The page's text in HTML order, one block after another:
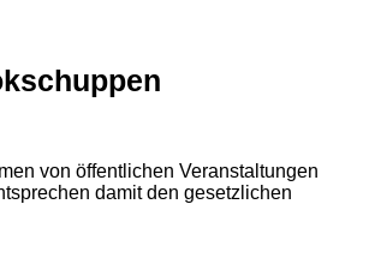
von öffentlichen Veranstaltungen
damit den gesetzlichen